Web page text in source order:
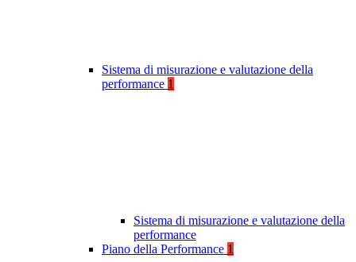
Sistema di misurazione e valutazione della
performance 1
Sistema di misurazione e valutazione della
performance
Piano della Performance 1